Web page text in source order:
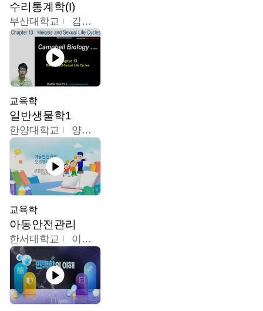
수리통계학(I)
부산대학교 김충락
교육학
일반생물학1
한양대학교 양철수
교육학
아동안전관리
한서대학교 이태연